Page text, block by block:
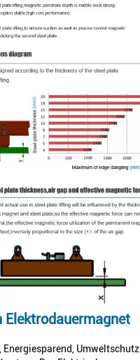
Elektrodauermagnet
Umweltschutz